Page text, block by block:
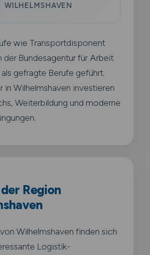
WILHELMSHAVEN
wie Transportdisponent
der Bundesagentur für Arbeit
gefragte Berufe geführt.
in Wilhelmshaven investieren
Weiterbildung und moderne
Region
Wilhelmshaven finden sich
Logistik-